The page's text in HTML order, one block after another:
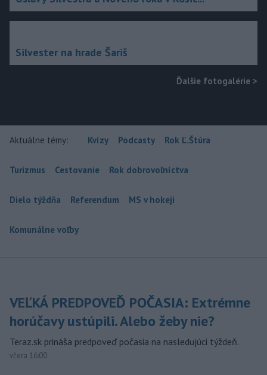
Silvester na hrade Šariš
Ďalšie fotogalérie >
Aktuálne témy: Kvízy Podcasty Rok Ľ.Štúra
Turizmus Cestovanie Rok dobrovoľníctva
Dielo týždňa Referendum MS v hokeji
Komunálne voľby
VEĽKÁ PREDPOVEĎ POČASIA: Extrémne
horúčavy ustúpili. Alebo žeby nie?
Teraz.sk prináša predpoveď počasia na nasledujúci týždeň.
včera 16:00